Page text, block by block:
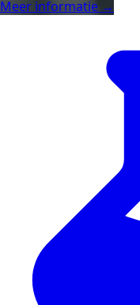
Meer informatie →